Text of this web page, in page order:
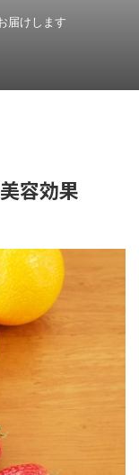
届けします
容効果